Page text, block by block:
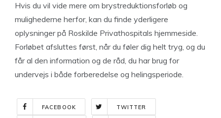
Hvis du vil vide mere om brystreduktionsforløb og
mulighederne herfor, kan du finde yderligere
oplysninger på Roskilde Privathospitals hjemmeside.
Forløbet afsluttes først, når du føler dig helt tryg, og du
får al den information og de råd, du har brug for
undervejs i både forberedelse og helingsperiode.
FACEBOOK TWITTER